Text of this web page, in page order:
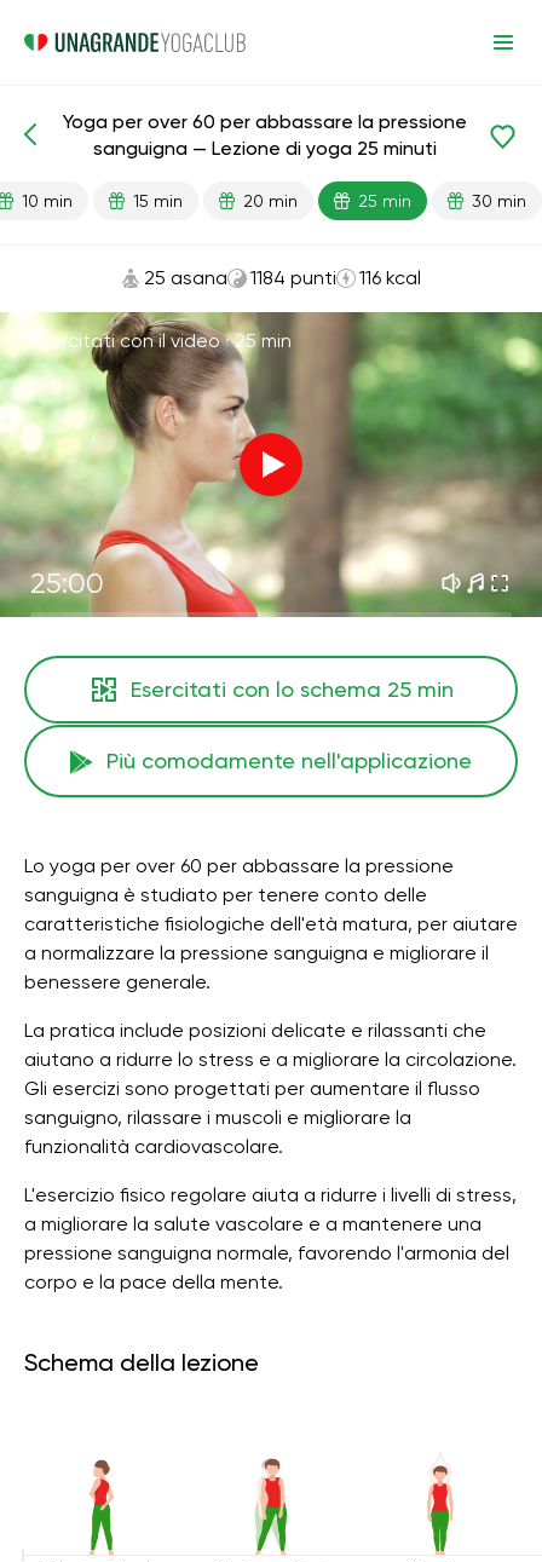
Lezioni pronte Età
Yoga per over 60 per abbassare la pressione
sanguigna — Lezione di yoga 25 minuti
10 min 15 min 20 min 25 min 30 min
25 asana 1184 punti 116 kcal
Esercitati con il video ·25 min
25:00
Esercitati con lo schema 25 min
Più comodamente nell'applicazione
Lo yoga per over 60 per abbassare la pressione
sanguigna è studiato per tenere conto delle
caratteristiche fisiologiche dell'età matura, per aiutare
a normalizzare la pressione sanguigna e migliorare il
benessere generale.
La pratica include posizioni delicate e rilassanti che
aiutano a ridurre lo stress e a migliorare la circolazione.
Gli esercizi sono progettati per aumentare il flusso
sanguigno, rilassare i muscoli e migliorare la
funzionalità cardiovascolare.
L'esercizio fisico regolare aiuta a ridurre i livelli di stress,
a migliorare la salute vascolare e a mantenere una
pressione sanguigna normale, favorendo l'armonia del
corpo e la pace della mente.
Schema della lezione